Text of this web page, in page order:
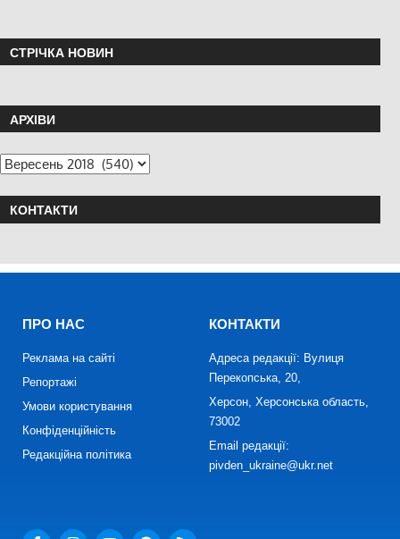
СТРІЧКА НОВИН
АРХІВИ
КОНТАКТИ
ПРО НАС
Реклама на сайті
Репортажі
Умови користування
Конфіденційність
Редакційна політика
КОНТАКТИ
Адреса редакції: Вулиця
Перекопська, 20,
Херсон, Херсонська область,
73002
Email редакції:
pivden_ukraine@ukr.net